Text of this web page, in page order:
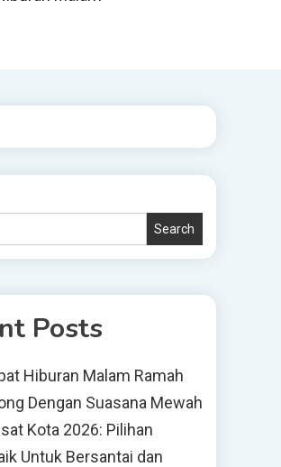
Search
Posts
Hiburan Malam Ramah
Dengan Suasana Mewah
Kota 2026: Pilihan
Untuk Bersantai dan